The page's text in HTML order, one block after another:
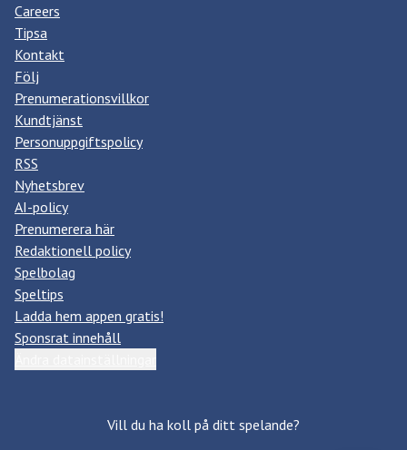
Careers
Tipsa
Kontakt
Följ
Prenumerationsvillkor
Kundtjänst
Personuppgiftspolicy
RSS
Nyhetsbrev
AI-policy
Prenumerera här
Redaktionell policy
Spelbolag
Speltips
Ladda hem appen gratis!
Sponsrat innehåll
Vill du ha koll på ditt spelande?